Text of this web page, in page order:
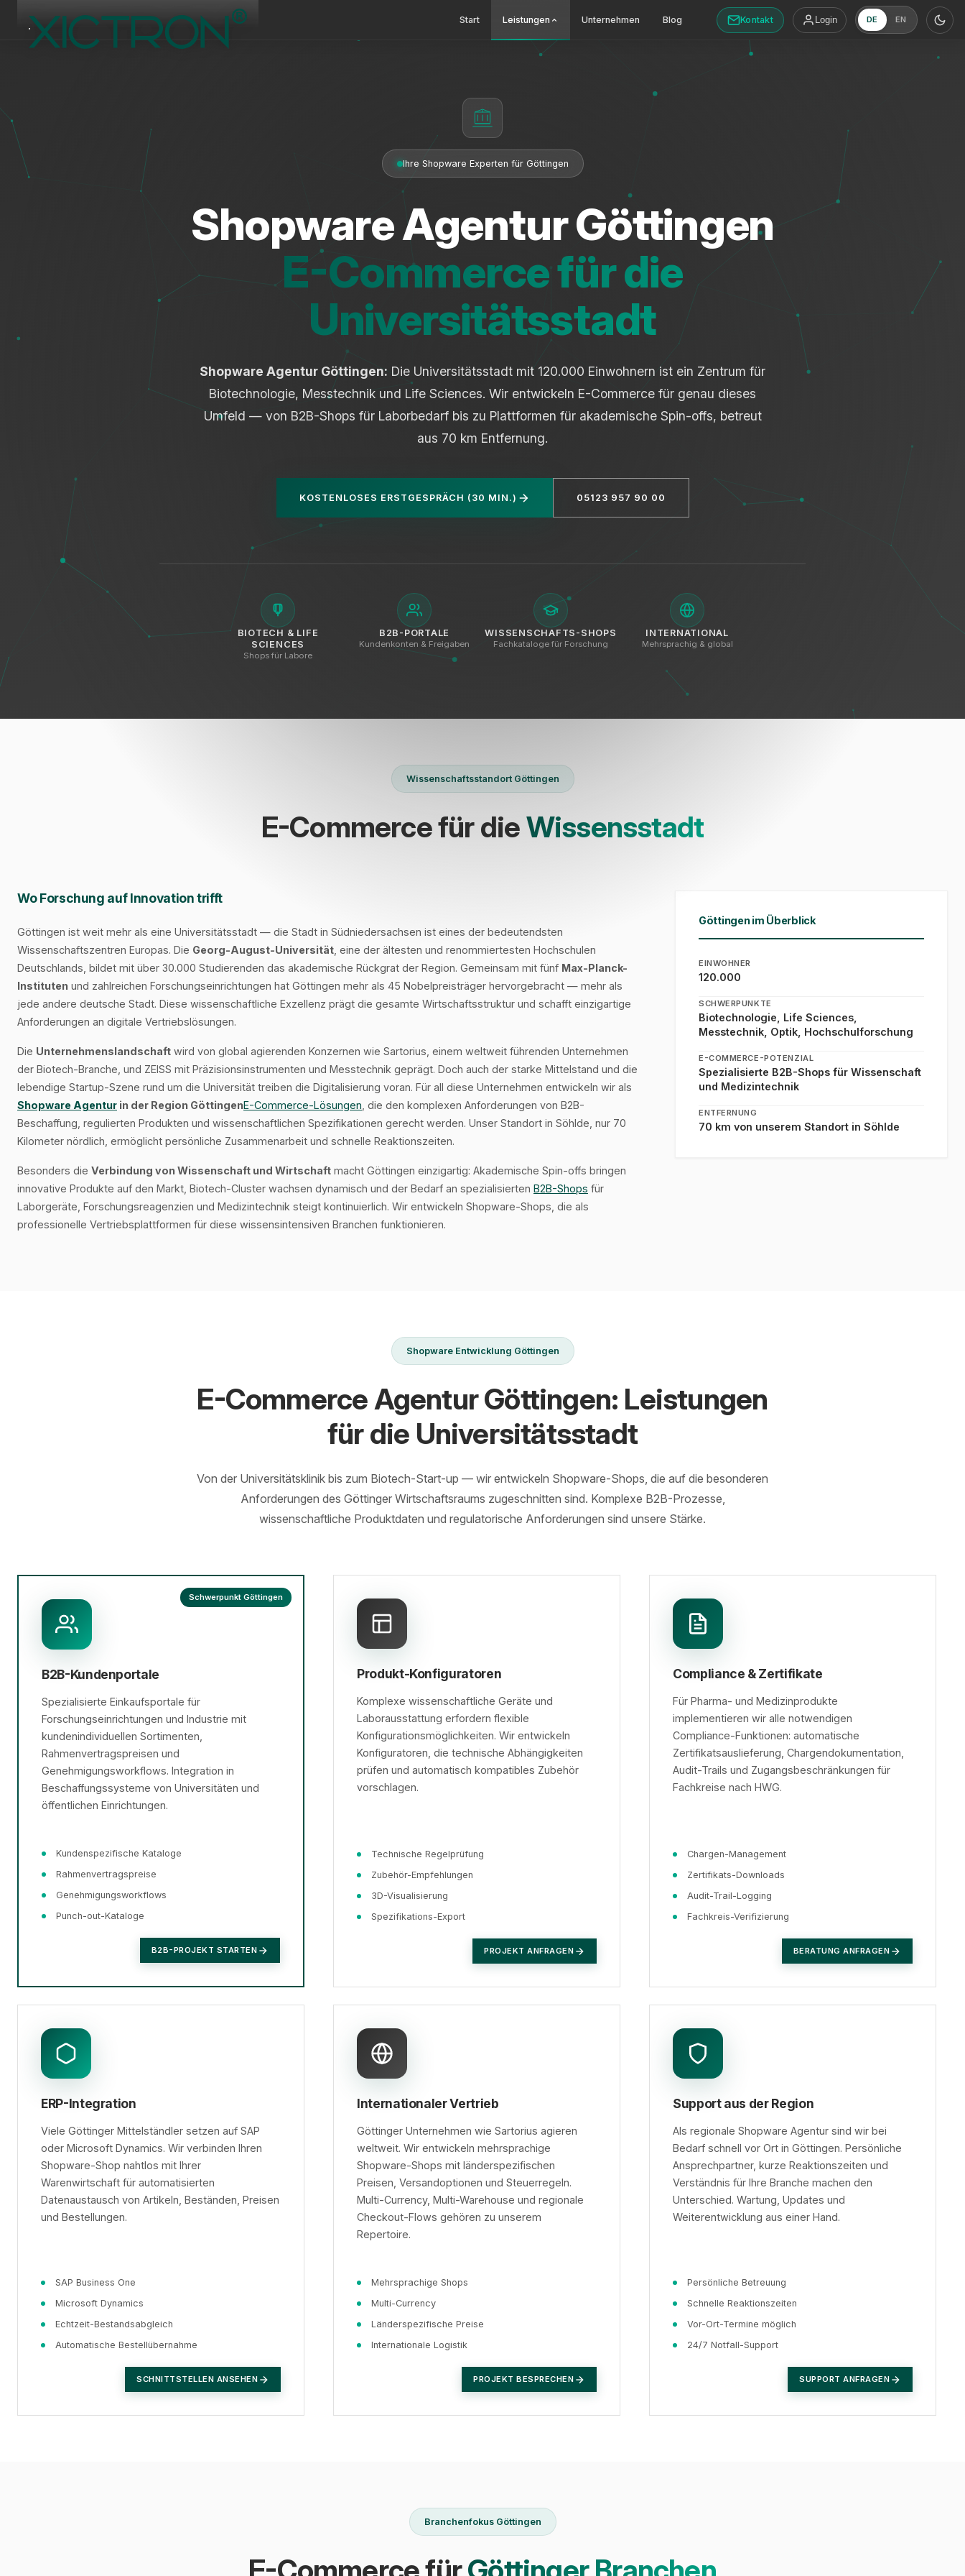
Start Leistungen Unternehmen Blog Kontakt Login DE EN
Ihre Shopware Experten für Göttingen
Shopware Agentur Göttingen
E-Commerce für die
Universitätsstadt
Shopware Agentur Göttingen: Die Universitätsstadt mit 120.000 Einwohnern ist ein Zentrum für
Biotechnologie, Messtechnik und Life Sciences. Wir entwickeln E-Commerce für genau dieses
Umfeld — von B2B-Shops für Laborbedarf bis zu Plattformen für akademische Spin-offs, betreut
aus 70 km Entfernung.
KOSTENLOSES ERSTGESPRÄCH (30 MIN.) 05123 957 90 00
BIOTECH & LIFE
SCIENCES
Shops für Labore
B2B-PORTALE
Kundenkonten & Freigaben
WISSENSCHAFTS-SHOPS
Fachkataloge für Forschung
INTERNATIONAL
Mehrsprachig & global
Wissenschaftsstandort Göttingen
E-Commerce für dieWissensstadt
Wo Forschung auf Innovation trifft
Göttingen ist weit mehr als eine Universitätsstadt — die Stadt in Südniedersachsen ist eines der bedeutendsten
Wissenschaftszentren Europas. Die Georg-August-Universität , eine der ältesten und renommiertesten Hochschulen
Deutschlands, bildet mit über 30.000 Studierenden das akademische Rückgrat der Region. Gemeinsam mit fünf Max-Planck-
Instituten und zahlreichen Forschungseinrichtungen hat Göttingen mehr als 45 Nobelpreisträger hervorgebracht — mehr als
jede andere deutsche Stadt. Diese wissenschaftliche Exzellenz prägt die gesamte Wirtschaftsstruktur und schafft einzigartige
Anforderungen an digitale Vertriebslösungen.
Die Unternehmenslandschaft wird von global agierenden Konzernen wie Sartorius, einem weltweit führenden Unternehmen
der Biotech-Branche, und ZEISS mit Präzisionsinstrumenten und Messtechnik geprägt. Doch auch der starke Mittelstand und die
lebendige Startup-Szene rund um die Universität treiben die Digitalisierung voran. Für all diese Unternehmen entwickeln wir als
Shopware Agentur in der Region GöttingenE-Commerce-Lösungen , die den komplexen Anforderungen von B2B-
Beschaffung, regulierten Produkten und wissenschaftlichen Spezifikationen gerecht werden. Unser Standort in Söhlde, nur 70
Kilometer nördlich, ermöglicht persönliche Zusammenarbeit und schnelle Reaktionszeiten.
Besonders die Verbindung von Wissenschaft und Wirtschaft macht Göttingen einzigartig: Akademische Spin-offs bringen
innovative Produkte auf den Markt, Biotech-Cluster wachsen dynamisch und der Bedarf an spezialisierten B2B-Shops für
Laborgeräte, Forschungsreagenzien und Medizintechnik steigt kontinuierlich. Wir entwickeln Shopware-Shops, die als
professionelle Vertriebsplattformen für diese wissensintensiven Branchen funktionieren.
Göttingen im Überblick
EINWOHNER
120.000
SCHWERPUNKTE
Biotechnologie, Life Sciences,
Messtechnik, Optik, Hochschulforschung
E-COMMERCE-POTENZIAL
Spezialisierte B2B-Shops für Wissenschaft
und Medizintechnik
ENTFERNUNG
70 km von unserem Standort in Söhlde
Shopware Entwicklung Göttingen
E-Commerce Agentur Göttingen: Leistungen
für die Universitätsstadt
Von der Universitätsklinik bis zum Biotech-Start-up — wir entwickeln Shopware-Shops, die auf die besonderen
Anforderungen des Göttinger Wirtschaftsraums zugeschnitten sind. Komplexe B2B-Prozesse,
wissenschaftliche Produktdaten und regulatorische Anforderungen sind unsere Stärke.
Schwerpunkt Göttingen
B2B-Kundenportale
Spezialisierte Einkaufsportale für
Forschungseinrichtungen und Industrie mit
kundenindividuellen Sortimenten,
Rahmenvertragspreisen und
Genehmigungsworkflows. Integration in
Beschaffungssysteme von Universitäten und
öffentlichen Einrichtungen.
Kundenspezifische Kataloge
Rahmenvertragspreise
Genehmigungsworkflows
Punch-out-Kataloge
B2B-PROJEKT STARTEN
Produkt-Konfiguratoren
Komplexe wissenschaftliche Geräte und
Laborausstattung erfordern flexible
Konfigurationsmöglichkeiten. Wir entwickeln
Konfiguratoren, die technische Abhängigkeiten
prüfen und automatisch kompatibles Zubehör
vorschlagen.
Technische Regelprüfung
Zubehör-Empfehlungen
3D-Visualisierung
Spezifikations-Export
PROJEKT ANFRAGEN
Compliance & Zertifikate
Für Pharma- und Medizinprodukte
implementieren wir alle notwendigen
Compliance-Funktionen: automatische
Zertifikatsauslieferung, Chargendokumentation,
Audit-Trails und Zugangsbeschränkungen für
Fachkreise nach HWG.
Chargen-Management
Zertifikats-Downloads
Audit-Trail-Logging
Fachkreis-Verifizierung
BERATUNG ANFRAGEN
ERP-Integration
Viele Göttinger Mittelständler setzen auf SAP
oder Microsoft Dynamics. Wir verbinden Ihren
Shopware-Shop nahtlos mit Ihrer
Warenwirtschaft für automatisierten
Datenaustausch von Artikeln, Beständen, Preisen
und Bestellungen.
SAP Business One
Microsoft Dynamics
Echtzeit-Bestandsabgleich
Automatische Bestellübernahme
SCHNITTSTELLEN ANSEHEN
Internationaler Vertrieb
Göttinger Unternehmen wie Sartorius agieren
weltweit. Wir entwickeln mehrsprachige
Shopware-Shops mit länderspezifischen
Preisen, Versandoptionen und Steuerregeln.
Multi-Currency, Multi-Warehouse und regionale
Checkout-Flows gehören zu unserem
Repertoire.
Mehrsprachige Shops
Multi-Currency
Länderspezifische Preise
Internationale Logistik
PROJEKT BESPRECHEN
Support aus der Region
Als regionale Shopware Agentur sind wir bei
Bedarf schnell vor Ort in Göttingen. Persönliche
Ansprechpartner, kurze Reaktionszeiten und
Verständnis für Ihre Branche machen den
Unterschied. Wartung, Updates und
Weiterentwicklung aus einer Hand.
Persönliche Betreuung
Schnelle Reaktionszeiten
Vor-Ort-Termine möglich
24/7 Notfall-Support
SUPPORT ANFRAGEN
Branchenfokus Göttingen
XICTRON